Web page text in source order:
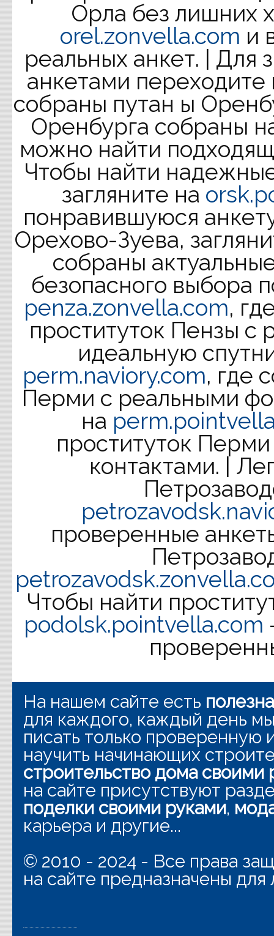
Орла без лишних
orel.zonvella.com и
реальных анкет. | Для
анкетами
собраны путан ы
Оренбурга собраны
можно найти
Чтобы найти
загляните на
понравившуюся
Орехово-Зуева,
собраны
безопасного выбора
penza.zonvella.com,
проституток Пензы с
идеальную
perm.naviory.com, где
Перми с реальными
на
проституток
контактами. |
проверенные
Чтобы найти
podolsk.pointvella.com
На нашем сайте есть
для каждого, каждый день
писать только
научить начинающих
строительство дома своими
на сайте присутствуют
поделки своими руками,
карьера и другие...
© 2010 - 2024 - Все права
на сайте предназначены для